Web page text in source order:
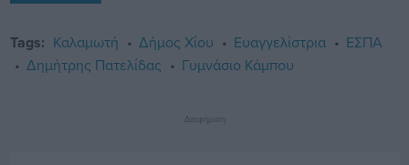
Tags: Καλαμωτή Δήμος Χίου Ευαγγελίστρια
ΕΣΠΑ
Δημήτρης Πατελίδας
Γυμνάσιο Κάμπου
Διαφήμιση